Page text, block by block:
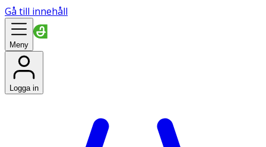
Gå till innehåll
Meny
Logga in